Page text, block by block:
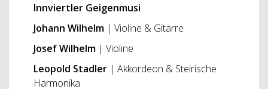
Innviertler Geigenmusi
Johann Wilhelm | Violine & Gitarre
Josef Wilhelm | Violine
Leopold Stadler | Akkordeon & Steirische
Harmonika